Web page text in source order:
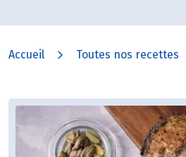
Accueil Toutes nos recettes